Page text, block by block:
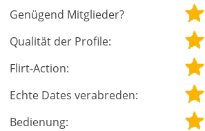
Genügend Mitglieder?
Qualität der Profile:
Flirt-Action:
Echte Dates verabreden:
Bedienung: